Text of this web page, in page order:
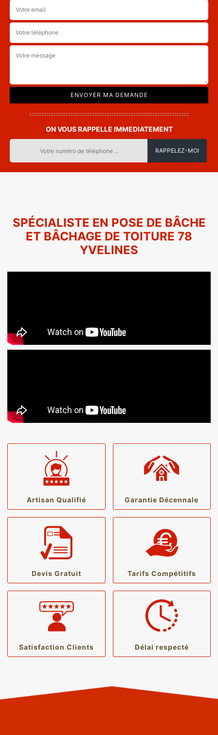
ON VOUS RAPPELLE IMMEDIATEMENT
SPÉCIALISTE EN POSE DE BÂCHE
ET BÂCHAGE DE TOITURE 78
YVELINES
Artisan Qualifié Garantie Décennale
Devis Gratuit Tarifs Compétitifs
Satisfaction Clients Délai respecté